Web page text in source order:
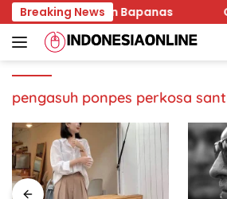
Skip
to
content
Breaking News
Jadi Temuan Bapanas
pengasuh ponpes perkosa